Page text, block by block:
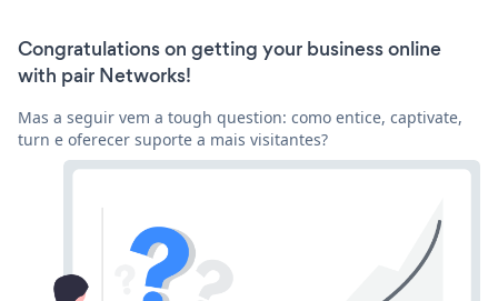
Congratulations on getting your business online
with pair Networks!
Mas a seguir vem a tough question: como entice, captivate,
turn e oferecer suporte a mais visitantes?